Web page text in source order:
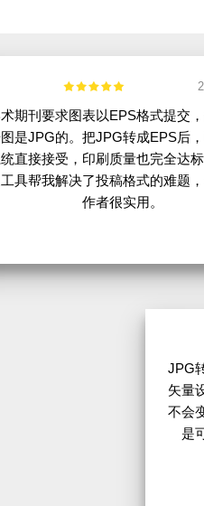
期刊要求图表以EPS格式提交
是JPG的。把JPG转成EPS后
直接接受，印刷质量也完全达
具帮我解决了投稿格式的难题
作者很实用。
JPG
矢量
不会
是